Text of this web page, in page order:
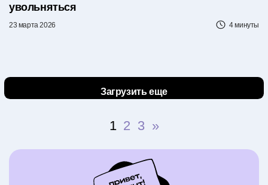
увольняться
23 марта 2026 4 минуты
Загрузить еще
Навигация
по
записям
1 2 3 »